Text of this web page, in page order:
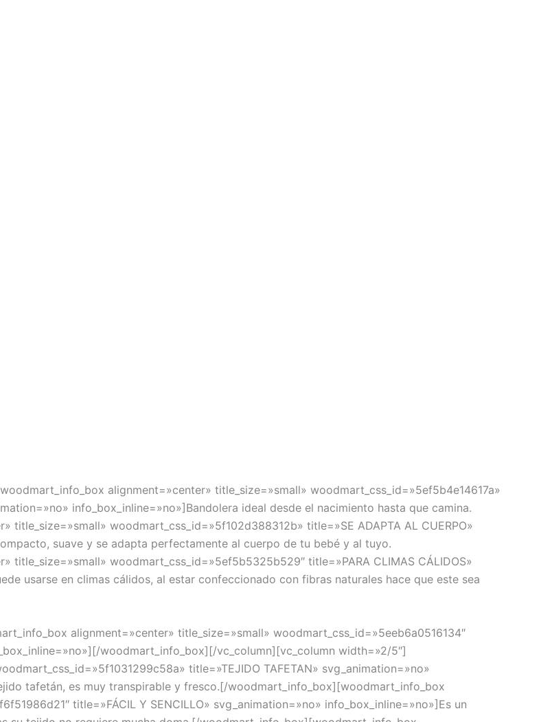
alignment=»center» title_size=»small» woodmart_css_id=»5ef5b4e14617a»
info_box_inline=»no»]Bandolera ideal desde el nacimiento hasta que camina.
woodmart_css_id=»5f102d388312b» title=»SE ADAPTA AL CUERPO»
suave y se adapta perfectamente al cuerpo de tu bebé y al tuyo.
woodmart_css_id=»5ef5b5325b529″ title=»PARA CLIMAS CÁLIDOS»
usarse en climas cálidos, al estar confeccionado con fibras naturales hace que este sea
alignment=»center» title_size=»small» woodmart_css_id=»5eeb6a0516134″
woodmart_info_box][/vc_column][vc_column width=»2/5″]
title=»TEJIDO TAFETAN» svg_animation=»no»
tafetán, es muy transpirable y fresco.[/woodmart_info_box][woodmart_info_box
title=»FÁCIL Y SENCILLO» svg_animation=»no» info_box_inline=»no»]Es un